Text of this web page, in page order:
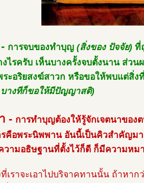
การจบของทำบุญ (สิ่งของ ปัจจัย) ที่
งไรครับ เห็นบางครั้งจบตั้งนาน ส่ว
ระอริยสงฆ์สาวก หรือขอให้พบแต่สิ่
างทีก็ขอให้มีปัญญาสติ)
- การทำบุญต้องให้รู้จักเจตนาของ
คือพระนิพพาน อันนี้เป็นคิวสำคัญม
วามอธิษฐานที่ตั้งไว้ก็ดี ก็มีความหม
เราจะเอาไปบริจาคทานนั้น ถ้าหา